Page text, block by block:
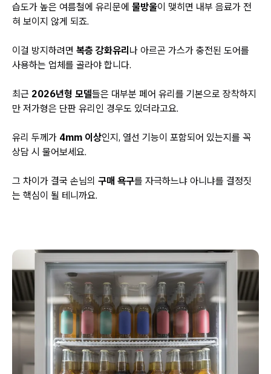
습도가 높은 여름철에 유리문에 물방울이 맺히면 내부 음료가 전
혀 보이지 않게 되죠.
이걸 방지하려면 복층 강화유리 나 아르곤 가스가 충전된 도어를
사용하는 업체를 골라야 합니다.
최근 2026년형 모델들은 대부분 페어 유리를 기본으로 장착하지
만 저가형은 단판 유리인 경우도 있더라고요.
유리 두께가 4mm 이상인지, 열선 기능이 포함되어 있는지를 꼭
상담 시 물어보세요.
그 차이가 결국 손님의 구매 욕구를 자극하느냐 아니냐를 결정짓
는 핵심이 될 테니까요.